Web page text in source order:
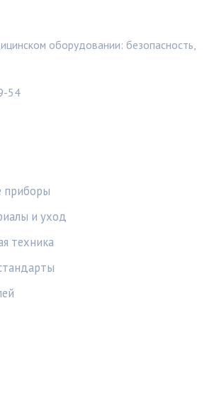
оборудовании: безопасность,
54
приборы
и уход
техника